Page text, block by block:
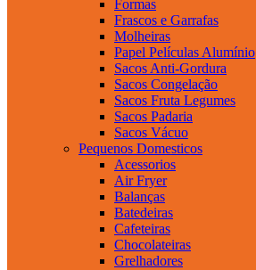
Formas
Frascos e Garrafas
Molheiras
Papel Películas Alumínio
Sacos Anti-Gordura
Sacos Congelação
Sacos Fruta Legumes
Sacos Padaria
Sacos Vácuo
Pequenos Domesticos
Acessorios
Air Fryer
Balanças
Batedeiras
Cafeteiras
Chocolateiras
Grelhadores